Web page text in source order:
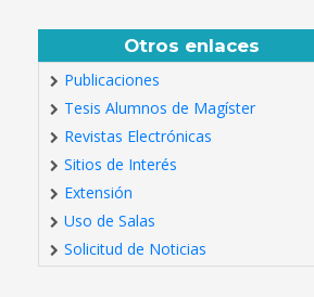
Otros enlaces
Publicaciones
Tesis Alumnos de Magíster
Revistas Electrónicas
Sitios de Interés
Extensión
Uso de Salas
Solicitud de Noticias